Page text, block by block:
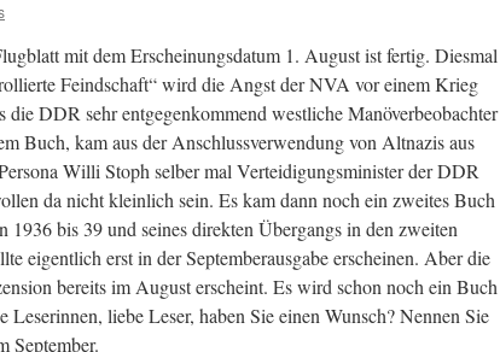
mit dem Erscheinungsdatum 1. August ist fertig. Diesmal
Feindschaft“ wird die Angst der NVA vor einem Krieg
DDR sehr entgegenkommend westliche Manöverbeobachter
Buch, kam aus der Anschlussverwendung von Altnazis aus
Willi Stoph selber mal Verteidigungsminister der DDR
da nicht kleinlich sein. Es kam dann noch ein zweites Buch
1936 bis 39 und seines direkten Übergangs in den zweiten
eigentlich erst in der Septemberausgabe erscheinen. Aber die
bereits im August erscheint. Es wird schon noch ein Buch
Leserinnen, liebe Leser, haben Sie einen Wunsch? Nennen Sie
September.